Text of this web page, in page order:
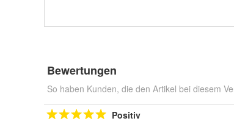
Bewertungen
So haben Kunden, die den Artikel bei diesem
Positiv